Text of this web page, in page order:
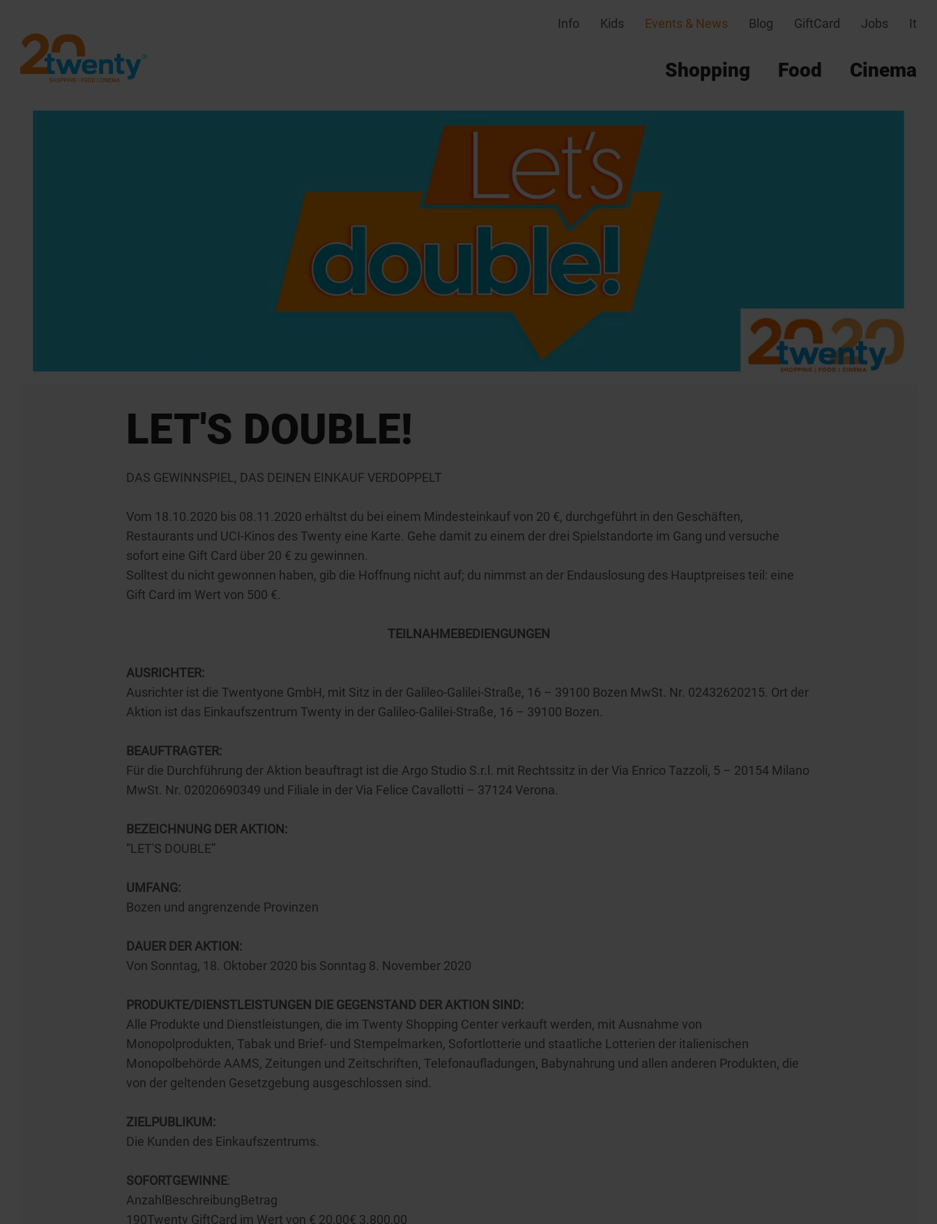
Info Kids Events & News Blog GiftCard Jobs It
Shopping Food Cinema
LET'S DOUBLE!
DAS GEWINNSPIEL, DAS DEINEN EINKAUF VERDOPPELT
Vom 18.10.2020 bis 08.11.2020 erhältst du bei einem Mindesteinkauf von 20 €, durchgeführt in den Geschäften,
Restaurants und UCI-Kinos des Twenty eine Karte. Gehe damit zu einem der drei Spielstandorte im Gang und versuche
sofort eine Gift Card über 20 € zu gewinnen.
Solltest du nicht gewonnen haben, gib die Hoffnung nicht auf; du nimmst an der Endauslosung des Hauptpreises teil: eine
Gift Card im Wert von 500 €.
TEILNAHMEBEDIENGUNGEN
AUSRICHTER:
Ausrichter ist die Twentyone GmbH, mit Sitz in der Galileo-Galilei-Straße, 16 – 39100 Bozen MwSt. Nr. 02432620215. Ort der
Aktion ist das Einkaufszentrum Twenty in der Galileo-Galilei-Straße, 16 – 39100 Bozen.
BEAUFTRAGTER:
Für die Durchführung der Aktion beauftragt ist die Argo Studio S.r.l. mit Rechtssitz in der Via Enrico Tazzoli, 5 – 20154 Milano
MwSt. Nr. 02020690349 und Filiale in der Via Felice Cavallotti – 37124 Verona.
BEZEICHNUNG DER AKTION:
“LET'S DOUBLE”
UMFANG:
Bozen und angrenzende Provinzen
DAUER DER AKTION:
Von Sonntag, 18. Oktober 2020 bis Sonntag 8. November 2020
PRODUKTE/DIENSTLEISTUNGEN DIE GEGENSTAND DER AKTION SIND:
Alle Produkte und Dienstleistungen, die im Twenty Shopping Center verkauft werden, mit Ausnahme von
Monopolprodukten, Tabak und Brief- und Stempelmarken, Sofortlotterie und staatliche Lotterien der italienischen
Monopolbehörde AAMS, Zeitungen und Zeitschriften, Telefonaufladungen, Babynahrung und allen anderen Produkten, die
von der geltenden Gesetzgebung ausgeschlossen sind.
ZIELPUBLIKUM:
Die Kunden des Einkaufszentrums.
SOFORTGEWINNE:
AnzahlBeschreibungBetrag
190Twenty GiftCard im Wert von € 20,00€ 3.800,00